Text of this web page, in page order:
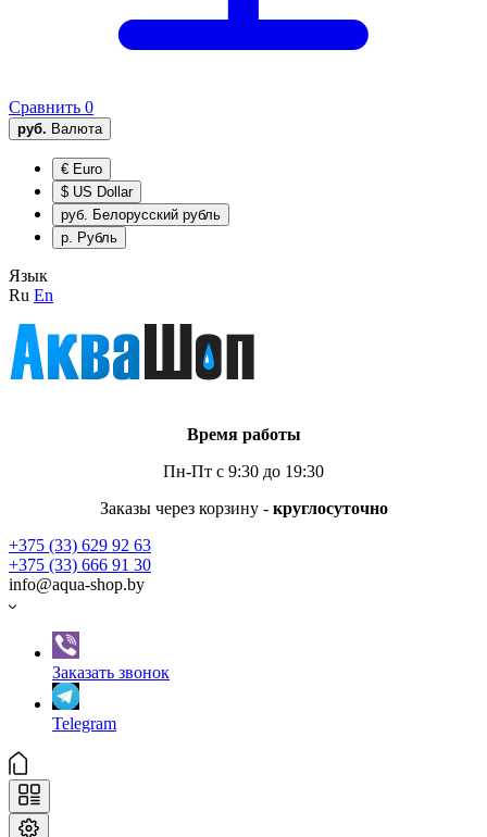
Сравнить 0
руб. Валюта
€ Euro
$ US Dollar
руб. Белорусский рубль
р. Рубль
Язык
Ru En
Время работы
Пн-Пт с 9:30 до 19:30
Заказы через корзину - круглосуточно
+375 (33) 629 92 63
+375 (33) 666 91 30
info@aqua-shop.by
Заказать звонок
Telegram